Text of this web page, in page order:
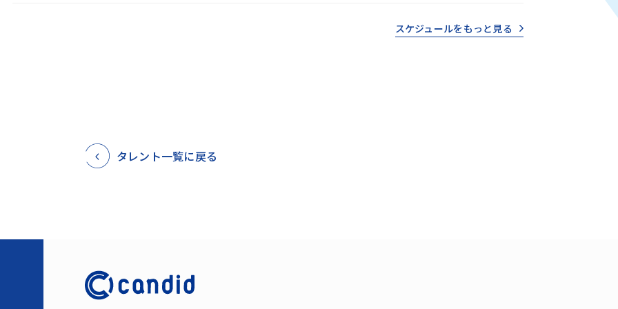
スケジュールをもっと見る
タレント一覧に戻る